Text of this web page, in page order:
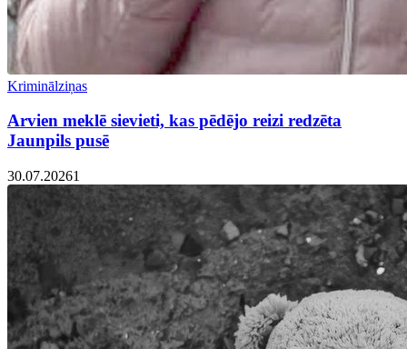
Kriminālziņas
Arvien meklē sievieti, kas pēdējo reizi redzēta
Jaunpils pusē
30.07.20261